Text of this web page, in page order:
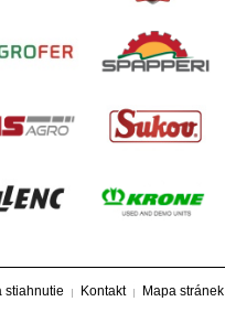
stiahnutie Kontakt Mapa stránek